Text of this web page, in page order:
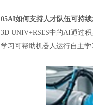
05AI如何支持人才队伍可持续
3D UNIV+RSES中的AI通过
学习可帮助机器人运行自主